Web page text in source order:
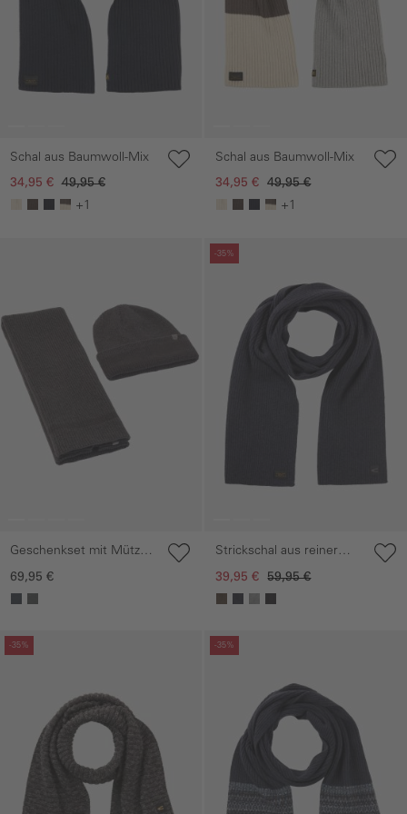
Schal aus Baumwoll-Mix
34,95 €
49,95 €
+1
Schal aus Baumwoll-Mix
34,95 €
49,95 €
+1
Geschenkset mit Mütze
und gestricktem Schal
69,95 €
-35%
Galerie überspringen
Strickschal aus reiner
Lammwolle
39,95 € 59,95 €
-35%
überspringen
-35%
Galerie überspringen